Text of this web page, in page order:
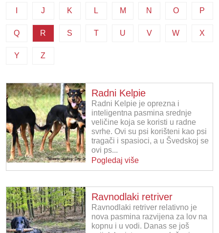
J K L M N O P
Q R S T U V W X
Y Z
Radni Kelpie
Radni Kelpie je oprezna i
inteligentna pasmina srednje
veličine koja se koristi u radne
svrhe. Ovi su psi korišteni kao psi
tragači i spasioci, a u Švedskoj se
ovi ps...
Pogledaj više
Ravnodlaki retriver
Ravnodlaki retriver relativno je
nova pasmina razvijena za lov na
kopnu i u vodi. Danas se još